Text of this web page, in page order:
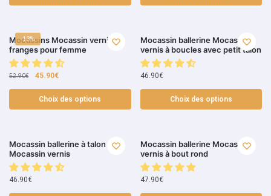
-13%
Mocassins Mocassin vernis à
franges pour femme
52.90€ 45.90€
Choix des options
Mocassin ballerine Mocassin
vernis à boucles avec petit talon
46.90€
Choix des options
Mocassin ballerine à talon
Mocassin vernis
46.90€
Mocassin ballerine Mocassin
vernis à bout rond
47.90€